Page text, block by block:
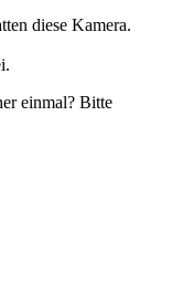
diese Kamera.
einmal? Bitte